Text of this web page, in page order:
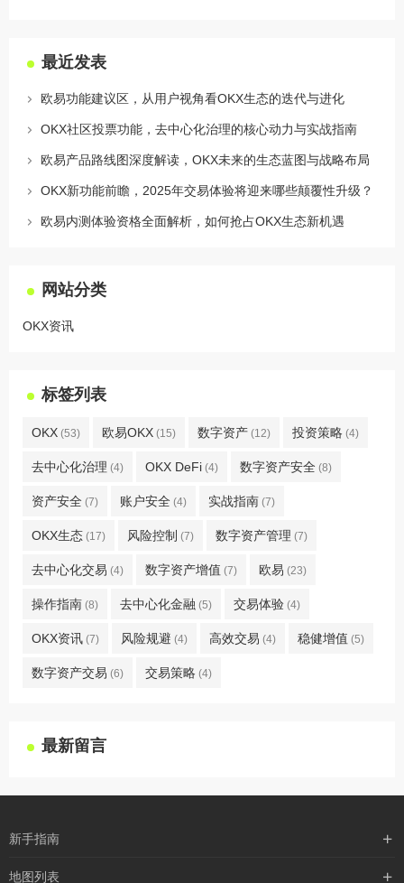
最近发表
欧易功能建议区，从用户视角看OKX生态的迭代与进化
OKX社区投票功能，去中心化治理的核心动力与实战指南
欧易产品路线图深度解读，OKX未来的生态蓝图与战略布局
OKX新功能前瞻，2025年交易体验将迎来哪些颠覆性升级？
欧易内测体验资格全面解析，如何抢占OKX生态新机遇
网站分类
OKX资讯
标签列表
OKX (53) 欧易OKX (15) 数字资产 (12) 投资策略 (4)
去中心化治理 (4) OKX DeFi (4) 数字资产安全 (8)
资产安全 (7) 账户安全 (4) 实战指南 (7)
OKX生态 (17) 风险控制 (7) 数字资产管理 (7)
去中心化交易 (4) 数字资产增值 (7) 欧易 (23)
操作指南 (8) 去中心化金融 (5) 交易体验 (4)
OKX资讯 (7) 风险规避 (4) 高效交易 (4) 稳健增值 (5)
数字资产交易 (6) 交易策略 (4)
最新留言
新手指南
购买流程
地图列表